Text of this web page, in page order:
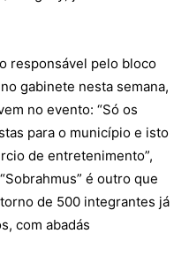
responsável pelo bloco
gabinete nesta semana,
no evento: “Só os
para o município e isto
de entretenimento”,
é outro que
de 500 integrantes já
com abadás